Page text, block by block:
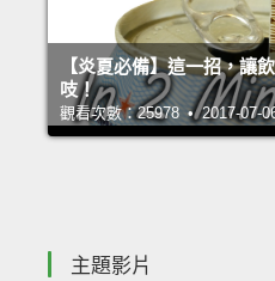
【炎夏必備】這一招，讓
吱！
觀看次數：25978 • 2017-07-
主題影片